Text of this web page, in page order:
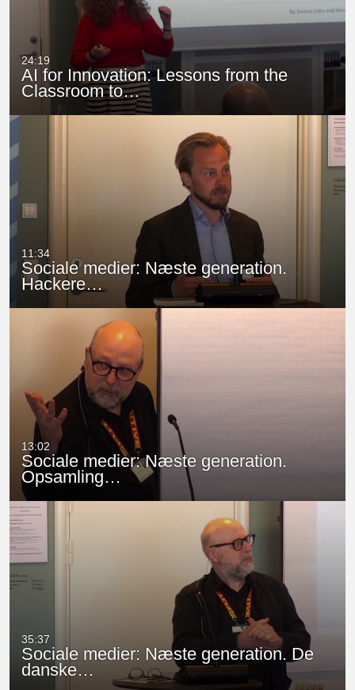
24:19
AI for Innovation: Lessons from the
Classroom to…
11:34
Sociale medier: Næste generation.
Hackere…
13:02
Sociale medier: Næste generation.
Opsamling…
35:37
Sociale medier: Næste generation. De
danske…